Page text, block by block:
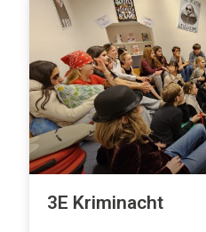
3E Kriminacht